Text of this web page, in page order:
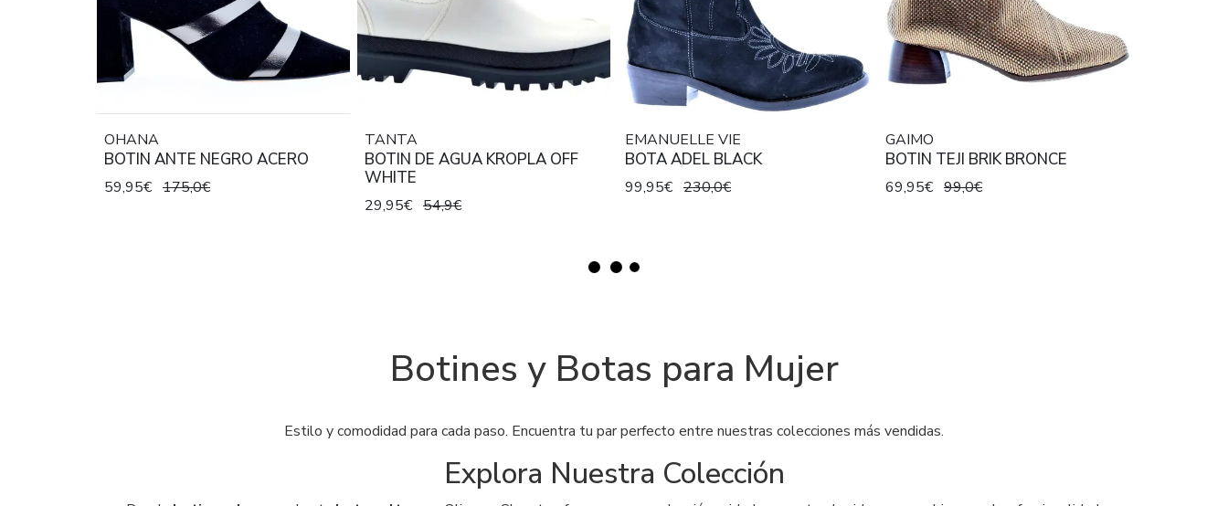
OHANA
BOTIN ANTE NEGRO ACERO
59,95€ 175,0€
TANTA
BOTIN DE AGUA KROPLA OFF
WHITE
29,95€ 54,9€
EMANUELLE VIE
BOTA ADEL BLACK
99,95€ 230,0€
GAIMO
BOTIN TEJI BRIK BRONCE
69,95€ 99,0€
Botines y Botas para Mujer
Estilo y comodidad para cada paso. Encuentra tu par perfecto entre nuestras colecciones más vendidas.
Explora Nuestra Colección